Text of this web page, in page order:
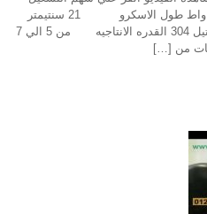
المواصفات الطاقة 820 واط طول الاسكرو 21 سنتيمتر
خامة الاسكرو من الاستانلس ستيل 304 القدره الانتاجيه من 5 الي 7